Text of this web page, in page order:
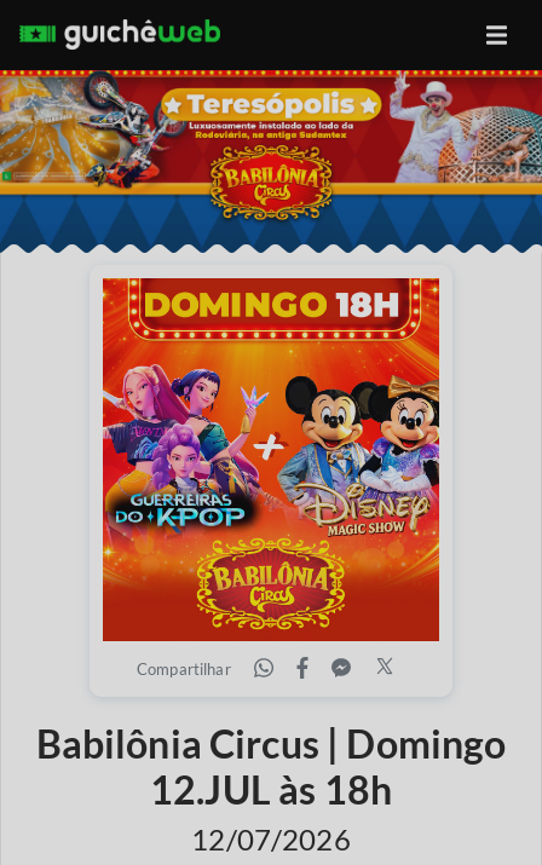
Compartilhar
Babilônia Circus | Domingo
12.JUL às 18h
12/07/2026